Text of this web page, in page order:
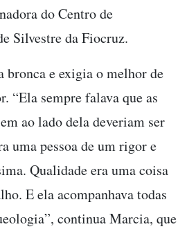
do Centro de
Silvestre da Fiocruz.
bronca e exigia o melhor de
“Ela sempre falava que as
ao lado dela deveriam ser
uma pessoa de um rigor e
Qualidade era uma coisa
E ela acompanhava todas
continua Marcia, que